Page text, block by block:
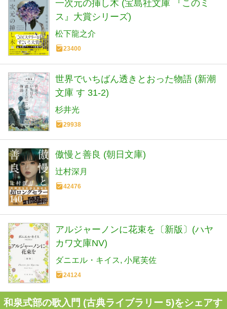
一次元の挿し木 (宝島社文庫 『このミ
ス』大賞シリーズ)
松下龍之介
23400
世界でいちばん透きとおった物語 (新潮
文庫 す 31-2)
杉井光
29938
傲慢と善良 (朝日文庫)
辻村深月
42476
アルジャーノンに花束を〔新版〕(ハヤ
カワ文庫NV)
ダニエル・キイス 小尾芙佐
24124
和泉式部の歌入門 (古典ライブラリー 5)をシェアす